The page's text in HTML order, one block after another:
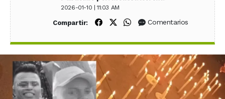
2026-01-10 | 11:03 AM
Compartir: Compartir en Facebook
Compartir en X (Twitter)
Compartir en WhatsApp
Comentarios